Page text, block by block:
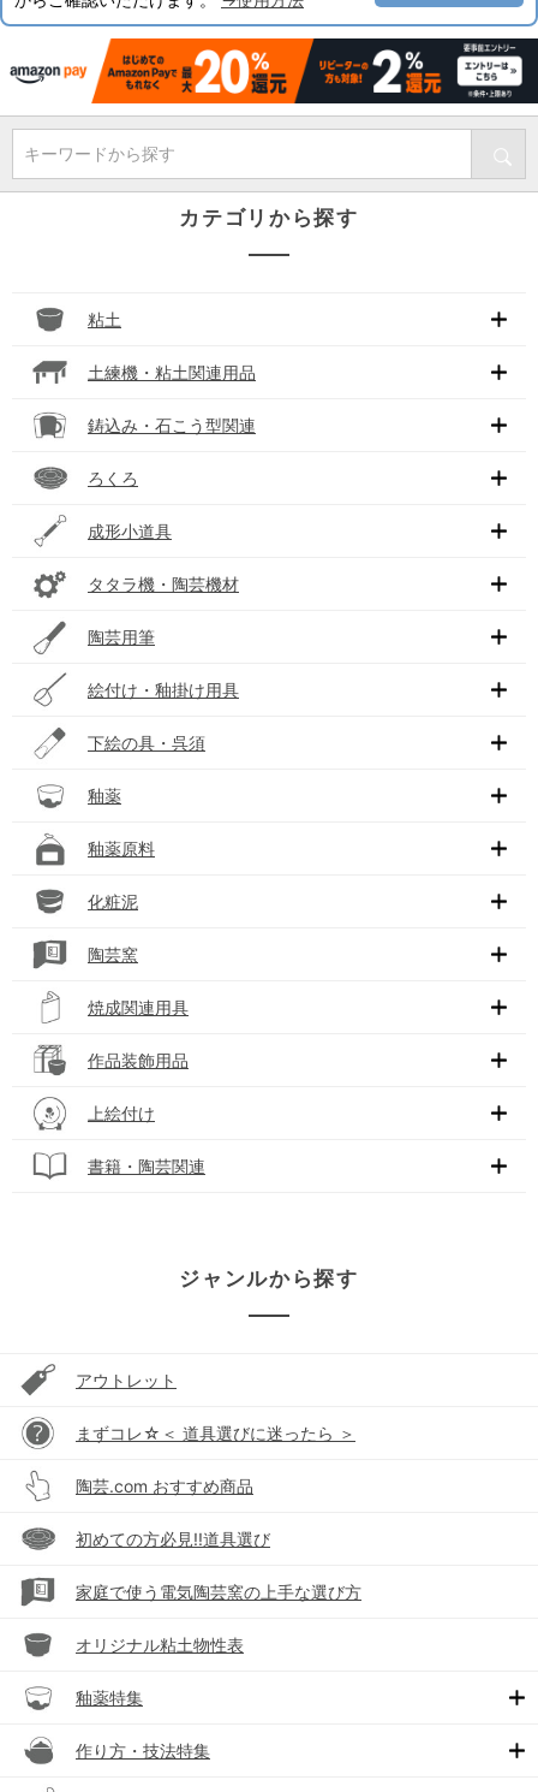
キーワードから探す
カテゴリから探す
粘土
土練機・粘土関連用品
鋳込み・石こう型関連
ろくろ
成形小道具
タタラ機・陶芸機材
陶芸用筆
絵付け・釉掛け用具
下絵の具・呉須
釉薬
釉薬原料
化粧泥
陶芸窯
焼成関連用具
作品装飾用品
上絵付け
書籍・陶芸関連
ジャンルから探す
アウトレット
まずコレ☆＜ 道具選びに迷ったら ＞
陶芸.com おすすめ商品
初めての方必見!!道具選び
家庭で使う電気陶芸窯の上手な選び方
オリジナル粘土物性表
釉薬特集
作り方・技法特集